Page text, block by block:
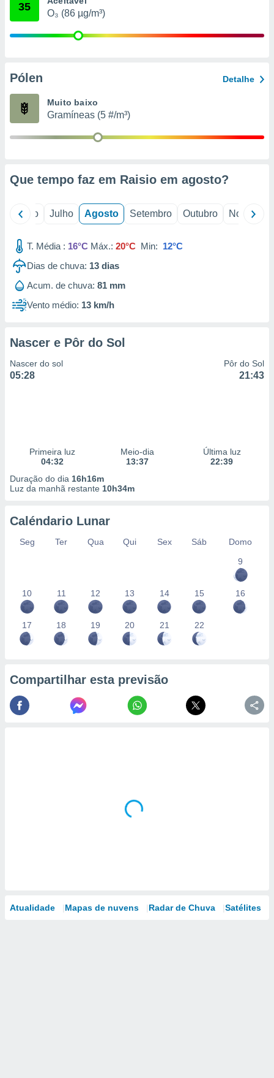
estudos
35
O₃ (86 µg/m³)
Pólen Detalhe
Muito baixo
Gramíneas (5 #/m³)
Que tempo faz em Raisio em agosto?
Junho Julho Agosto Setembro Outubro Novembro
T. Média : 16°C Máx.: 20°C Min: 12°C
Dias de chuva: 13 dias
Acum. de chuva: 81 mm
Vento médio: 13 km/h
Nascer e Pôr do Sol
Nascer do sol
05:28
Pôr do Sol
21:43
Primeira luz
04:32
Meio-dia
13:37
Última luz
22:39
Duração do dia 16h16m
Luz da manhã restante 10h34m
Caléndario Lunar
Seg Ter Qua Qui Sex Sáb
Domo
9
10 11 12 13 14 15 16
17 18 19 20 21 22
Compartilhar esta previsão
Atualidade Mapas de nuvens Radar de Chuva Satélites